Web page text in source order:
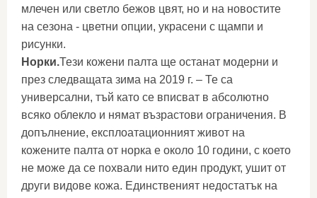
млечен или светло бежов цвят, но и на новостите
на сезона - цветни опции, украсени с щампи и
рисунки.
Норки.Тези кожени палта ще останат модерни и
през следващата зима на 2019 г. – Те са
универсални, тъй като се вписват в абсолютно
всяко облекло и нямат възрастови ограничения. В
допълнение, експлоатационният живот на
кожените палта от норка е около 10 години, с което
не може да се похвали нито един продукт, ушит от
други видове кожа. Единственият недостатък на